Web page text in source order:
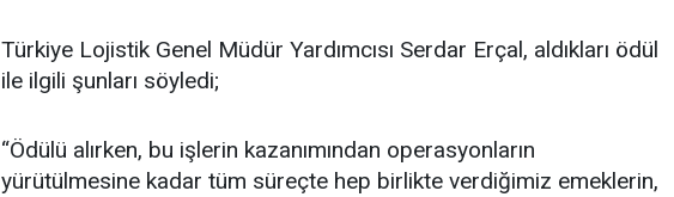
Türkiye Lojistik Genel Müdür Yardımcısı Serdar Erçal, aldıkları ödül
ile ilgili şunları söyledi;
“Ödülü alırken, bu işlerin kazanımından operasyonların
yürütülmesine kadar tüm süreçte hep birlikte verdiğimiz emeklerin,